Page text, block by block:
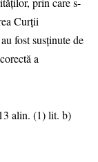
Curții
fost susținute de
a
alin. (1) lit. b)